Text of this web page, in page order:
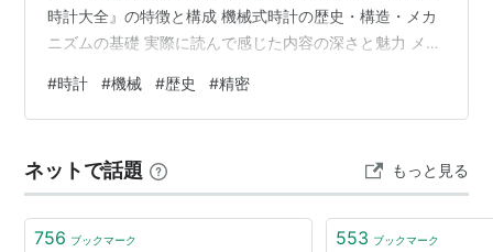
時計大全』の特徴と構成 機械式時計の歴史・構造・メカ
ニズムの基礎 実際に読んで感じた内容の深さと魅力 メリ
商品概要 『機械式時計大全（講談社選書メチエ）』は、
機械式時計の歴史・構造・技術・文化を体系的にまとめ
械式時計の魅力をより味わいたい人に向けて書かれた一
冊で、時計好きの間でも評価の高い内容となっていま
す。 ジャンル：時…
#時計 #機械 #歴史 #精密
ネットで話題 もっと見る
756 ブックマーク 553 ブックマーク